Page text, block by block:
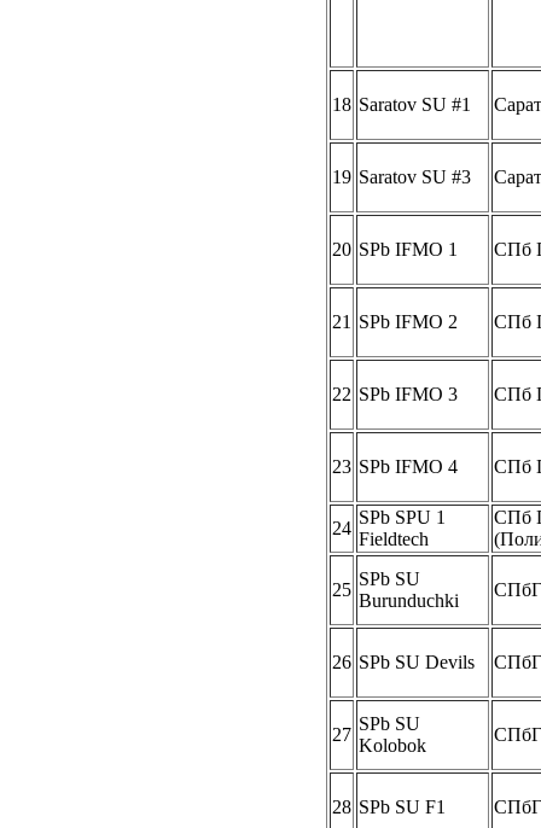
18 Saratov SU #1
19 Saratov SU #3
20 SPb IFMO 1 СПб
21 SPb IFMO 2 СПб
22 SPb IFMO 3 СПб
23 SPb IFMO 4 СПб
24
SPb SPU 1
Fieldtech
СПб
25
SPb SU
Burunduchki
26 SPb SU Devils
27
SPb SU
Kolobok
28 SPb SU F1